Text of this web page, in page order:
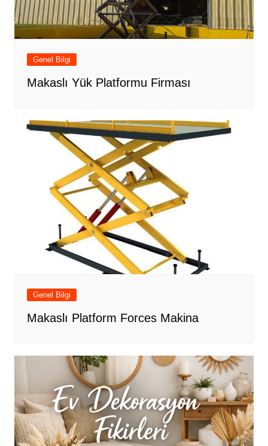
Genel Bilgi
Makaslı Yük Platformu Firması
Genel Bilgi
Makaslı Platform Forces Makina